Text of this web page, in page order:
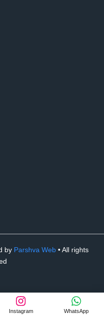
by Parshva Web • All rights
Instagram WhatsApp